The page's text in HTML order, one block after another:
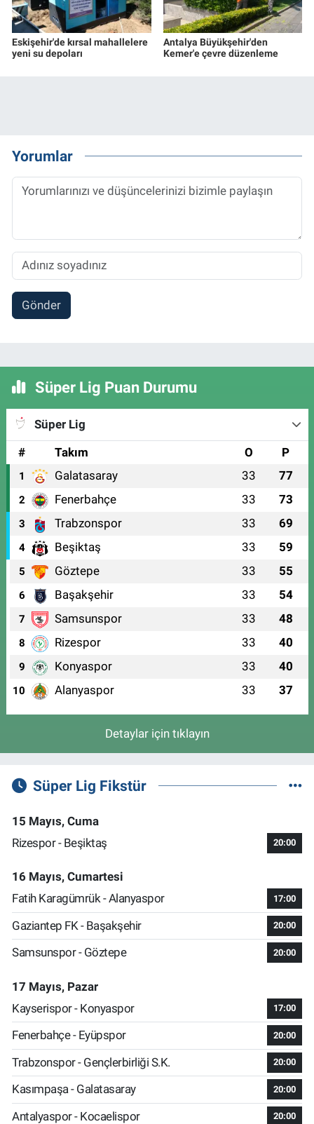
Eskişehir'de kırsal mahallelere
yeni su depoları
Antalya Büyükşehir'den
Kemer'e çevre düzenleme
Yorumlar
Gönder
Süper Lig Puan Durumu
Süper Lig
#
Takım O P
1 Galatasaray 33 77
2 Fenerbahçe 33 73
3 Trabzonspor 33 69
4 Beşiktaş 33 59
5 Göztepe 33 55
6 Başakşehir 33 54
7 Samsunspor 33 48
8 Rizespor 33 40
9 Konyaspor 33 40
10 Alanyaspor 33 37
Detaylar için tıklayın
Süper Lig Fikstür
15 Mayıs, Cuma
Rizespor - Beşiktaş
20:00
16 Mayıs, Cumartesi
Fatih Karagümrük - Alanyaspor
17:00
Gaziantep FK - Başakşehir 20:00
Samsunspor - Göztepe 20:00
17 Mayıs, Pazar
Kayserispor - Konyaspor
17:00
Fenerbahçe - Eyüpspor 20:00
Trabzonspor - Gençlerbirliği S.K. 20:00
Kasımpaşa - Galatasaray 20:00
Antalyaspor - Kocaelispor 20:00